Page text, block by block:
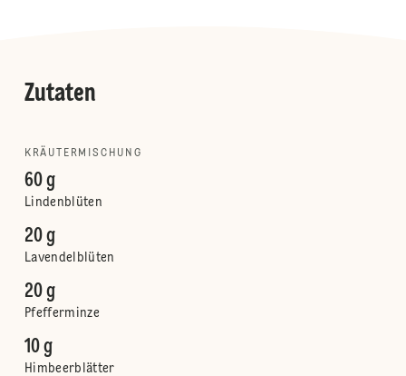
Zutaten
KRÄUTERMISCHUNG
60 g
Lindenblüten
20 g
Lavendelblüten
20 g
Pfefferminze
10 g
Himbeerblätter